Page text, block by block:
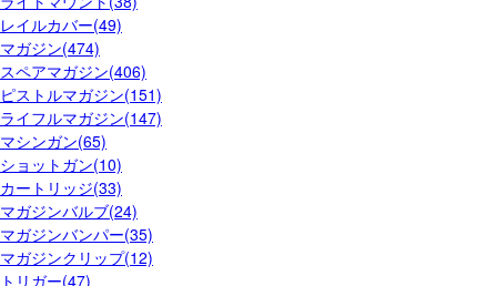
レイルカバー(49)
マガジン(474)
スペアマガジン(406)
ピストルマガジン(151)
ライフルマガジン(147)
マシンガン(65)
ショットガン(10)
カートリッジ(33)
マガジンバルブ(24)
マガジンバンパー(35)
マガジンクリップ(12)
トリガー(47)